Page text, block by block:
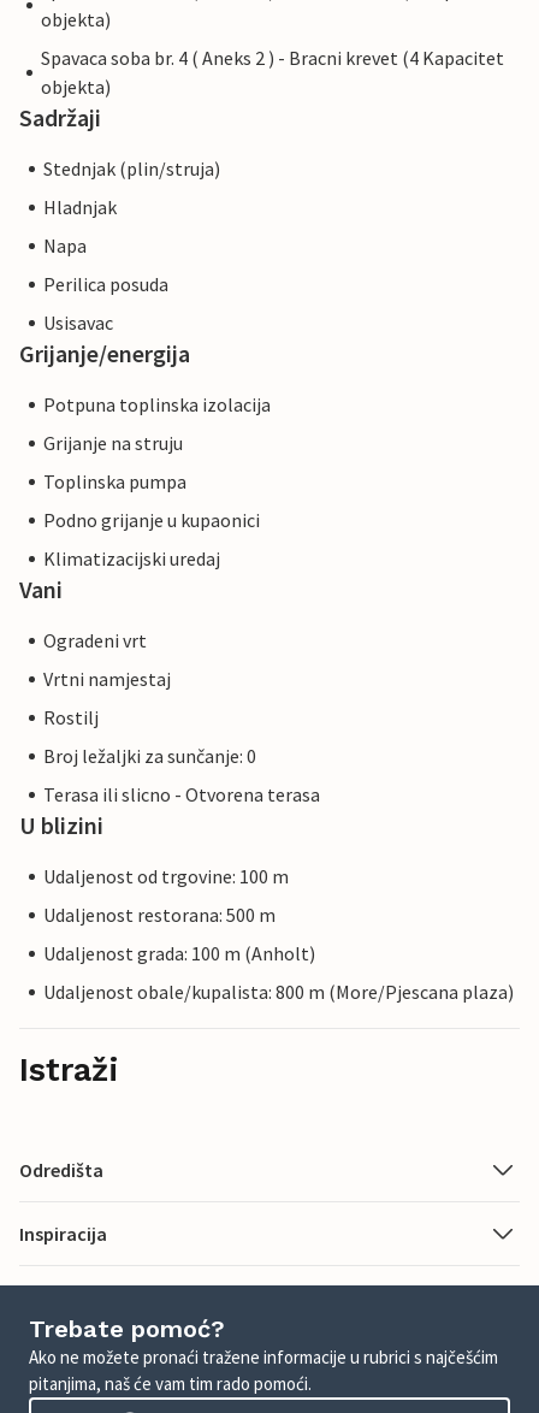
objekta)
Spavaca soba br. 4 ( Aneks 2 ) - Bracni krevet (4 Kapacitet
objekta)
Sadržaji
Stednjak (plin/struja)
Hladnjak
Napa
Perilica posuda
Usisavac
Grijanje/energija
Potpuna toplinska izolacija
Grijanje na struju
Toplinska pumpa
Podno grijanje u kupaonici
Klimatizacijski uredaj
Vani
Ogradeni vrt
Vrtni namjestaj
Rostilj
Broj ležaljki za sunčanje: 0
Terasa ili slicno - Otvorena terasa
U blizini
Udaljenost od trgovine: 100 m
Udaljenost restorana: 500 m
Udaljenost grada: 100 m (Anholt)
Udaljenost obale/kupalista: 800 m (More/Pjescana plaza)
Istraži
Odredišta
Inspiracija
Trebate pomoć?
Ako ne možete pronaći tražene informacije u rubrici s najčešćim
pitanjima, naš će vam tim rado pomoći.